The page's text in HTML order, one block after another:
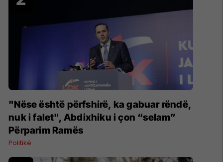
"Nëse është përfshirë, ka gabuar rëndë,
nuk i falet", Abdixhiku i çon “selam”
Përparim Ramës
Politikë